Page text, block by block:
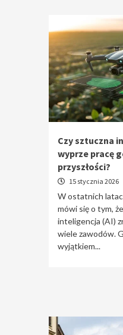
Czy sztuczna
wyprze pracę
przyszłości?
15 stycznia 2026
W ostatnich
mówi się o tym,
inteligencja (AI)
wiele zawodów.
wyjątkiem...